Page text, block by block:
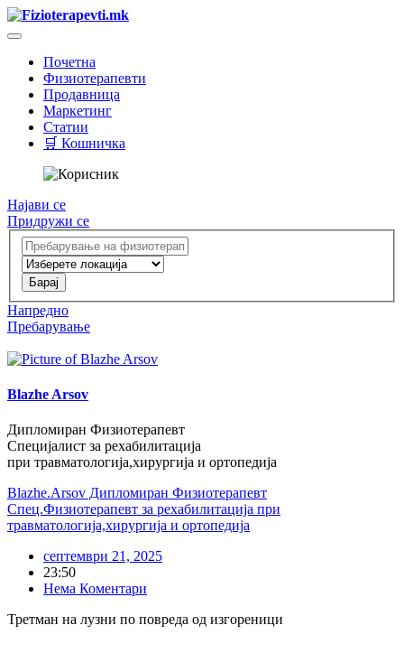
Почетна
Физиотерапевти
Продавница
Маркетинг
Статии
🛒 Кошничка
Најави се
Придружи се
Напредно
Пребарување
Blazhe Arsov
Дипломиран Физиотерапевт
Специјалист за рехабилитација
при травматологија,хирургија и ортопедија
Blazhe.Arsov Дипломиран Физиотерапевт
Спец.Физиотерапевт за рехабилитација при
травматологија,хирургија и ортопедија
септември 21, 2025
23:50
Нема Коментари
Третман на лузни по повреда од изгореници